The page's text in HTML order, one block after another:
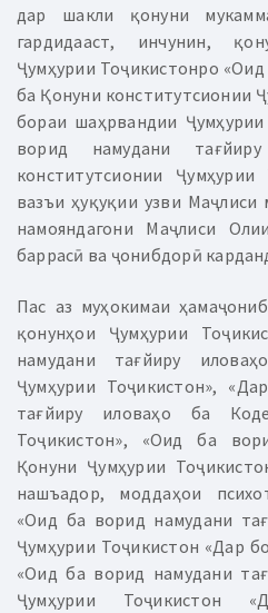
дар шакли қонуни
гардидааст, инчунин,
Ҷумҳурии Тоҷикистонро
ба Қонуни конститутсионии
бораи шаҳрвандии
ворид намудани
конститутсионии
вазъи ҳуқуқии узви
намояндагони Маҷлиси
баррасӣ ва ҷонибдорӣ
Пас аз муҳокимаи
қонунҳои Ҷумҳурии
намудани тағйиру
Ҷумҳурии Тоҷикистон»,
тағйиру иловаҳо ба
Тоҷикистон», «Оид ба
Қонуни Ҷумҳурии
нашъадор, моддаҳои
«Оид ба ворид намудани
Ҷумҳурии Тоҷикистон «Дар
«Оид ба ворид намудани
Ҷумҳурии Тоҷикистон